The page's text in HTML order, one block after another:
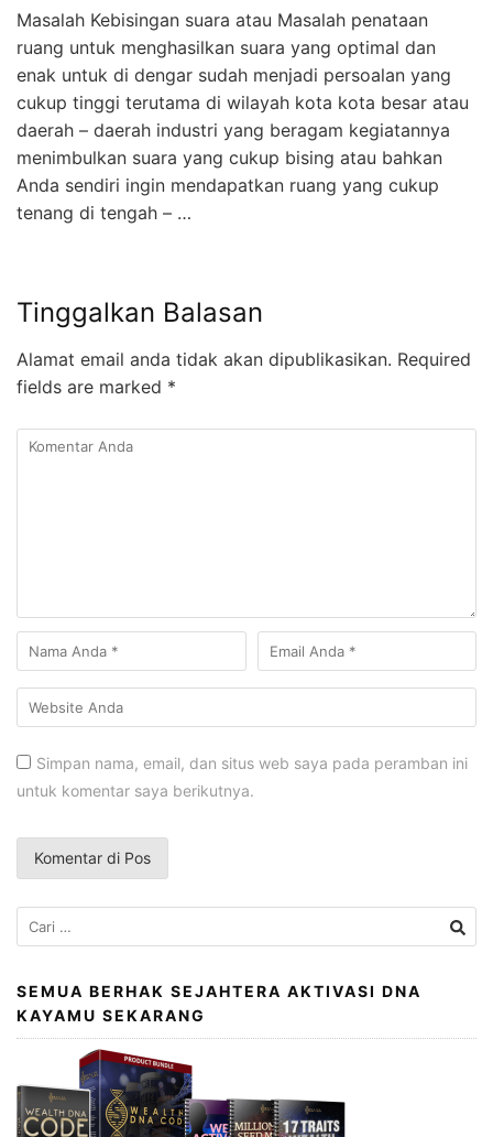
Masalah Kebisingan suara atau Masalah penataan
ruang untuk menghasilkan suara yang optimal dan
enak untuk di dengar sudah menjadi persoalan yang
cukup tinggi terutama di wilayah kota kota besar atau
daerah – daerah industri yang beragam kegiatannya
menimbulkan suara yang cukup bising atau bahkan
Anda sendiri ingin mendapatkan ruang yang cukup
tenang di tengah – …
Tinggalkan Balasan
Alamat email anda tidak akan dipublikasikan. Required
fields are marked *
Simpan nama, email, dan situs web saya pada peramban ini
untuk komentar saya berikutnya.
Cari
untuk:
SEMUA BERHAK SEJAHTERA AKTIVASI DNA
KAYAMU SEKARANG